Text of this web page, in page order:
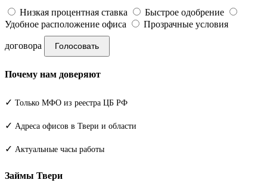
Низкая процентная ставка
Быстрое одобрение
Удобное расположение офиса
Прозрачные условия
договора Голосовать
Почему нам доверяют
✓ Только МФО из реестра ЦБ РФ
✓ Адреса офисов в Твери и области
✓ Актуальные часы работы
Займы Твери